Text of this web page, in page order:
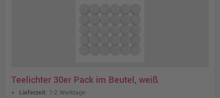
Teelichter 30er Pack im Beutel, weiß
Lieferzeit: 1-2 Werktage